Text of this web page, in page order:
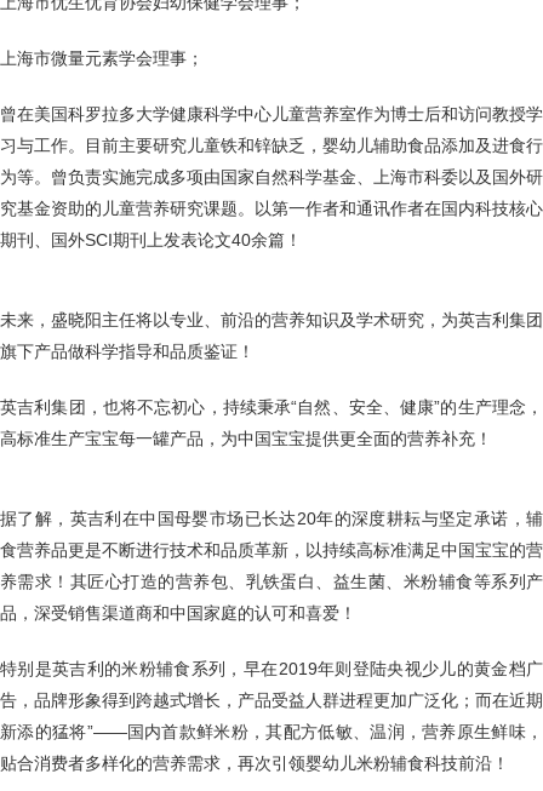
上海市微量元素学会理事 ；
曾在美国科罗拉多大学健康科学中心儿童营养室作为博士后和访问教授学
习与工作。目前主要研究儿童铁和锌缺乏，婴幼儿辅助食品添加及进食行
为等。曾负责实施完成多项由国家自然科学基金、上海市科委以及国外研
究基金资助的儿童营养研究课题。以第一作者和通讯作者在国内科技核心
期刊、国外SCI期刊上发表论文40余篇 ！
未来，盛晓阳主任将以专业、前沿的营养知识及学术研究，为英吉利集团
旗下产品做科学指导和品质鉴证！
英吉利集团，也将不忘初心，持续秉承“自然、安全、健康”的生产理念，
高标准生产宝宝每一罐产品，为中国宝宝提供更全面的营养补充！
据了解，英吉利在中国母婴市场已长达20年的深度耕耘与坚定承诺，辅
食营养品更是不断进行技术和品质革新，以持续高标准满足中国宝宝的营
养需求！其匠心打造的营养包、乳铁蛋白、益生菌、米粉辅食等系列产
品，深受销售渠道商和中国家庭的认可和喜爱！
特别是英吉利的米粉辅食系列，早在2019年则登陆央视少儿的黄金档广
告，品牌形象得到跨越式增长，产品受益人群进程更加广泛化；而在近期
新添的猛将”——国内首款鲜米粉，其配方低敏、温润，营养原生鲜味，
贴合消费者多样化的营养需求，再次引领婴幼儿米粉辅食科技前沿！